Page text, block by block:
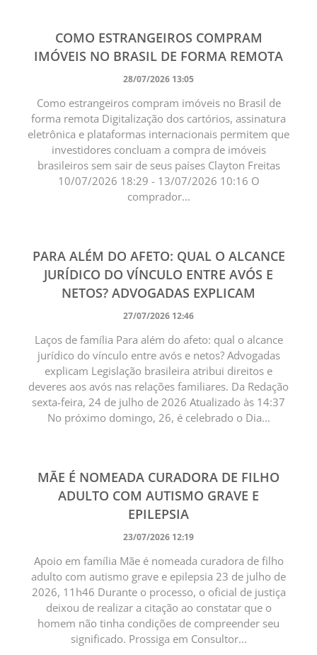
COMO ESTRANGEIROS COMPRAM
IMÓVEIS NO BRASIL DE FORMA REMOTA
28/07/2026 13:05
Como estrangeiros compram imóveis no Brasil de
forma remota Digitalização dos cartórios, assinatura
eletrônica e plataformas internacionais permitem que
investidores concluam a compra de imóveis
brasileiros sem sair de seus países Clayton Freitas
10/07/2026 18:29 - 13/07/2026 10:16 O
comprador...
PARA ALÉM DO AFETO: QUAL O ALCANCE
JURÍDICO DO VÍNCULO ENTRE AVÓS E
NETOS? ADVOGADAS EXPLICAM
27/07/2026 12:46
Laços de família Para além do afeto: qual o alcance
jurídico do vínculo entre avós e netos? Advogadas
explicam Legislação brasileira atribui direitos e
deveres aos avós nas relações familiares. Da Redação
sexta-feira, 24 de julho de 2026 Atualizado às 14:37
No próximo domingo, 26, é celebrado o Dia...
MÃE É NOMEADA CURADORA DE FILHO
ADULTO COM AUTISMO GRAVE E
EPILEPSIA
23/07/2026 12:19
Apoio em família Mãe é nomeada curadora de filho
adulto com autismo grave e epilepsia 23 de julho de
2026, 11h46 Durante o processo, o oficial de justiça
deixou de realizar a citação ao constatar que o
homem não tinha condições de compreender seu
significado. Prossiga em Consultor...